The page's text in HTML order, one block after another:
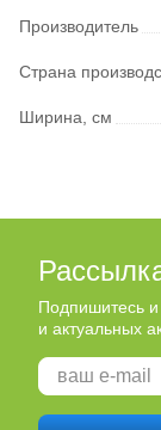
Производитель
Страна
Ширина, см
Подпишитесь
и актуальных